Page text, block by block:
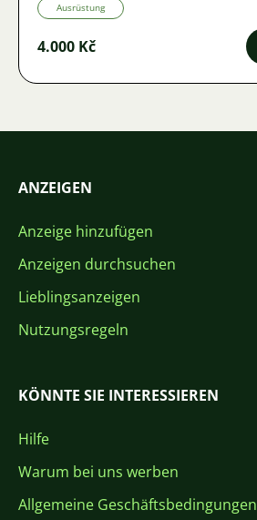
Ausrüstung
4.000 Kč
ANZEIGEN
Anzeige hinzufügen
Anzeigen durchsuchen
Lieblingsanzeigen
Nutzungsregeln
KÖNNTE SIE INTERESSIEREN
Hilfe
Warum bei uns werben
Allgemeine Geschäftsbedingungen